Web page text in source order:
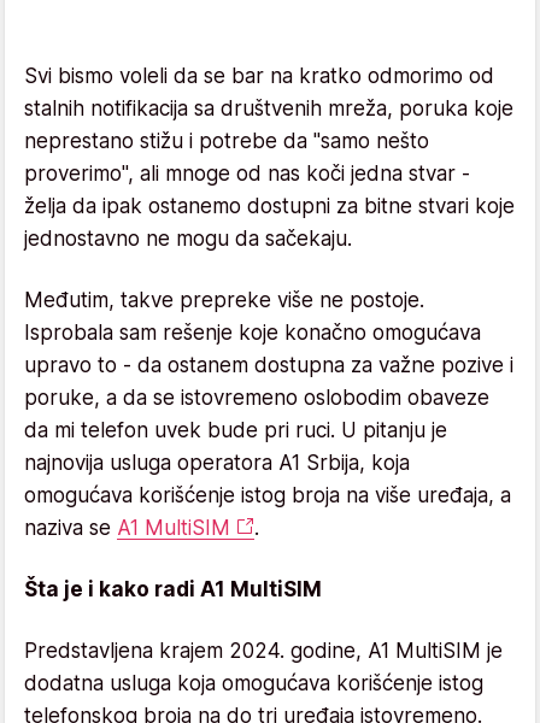
Svi bismo voleli da se bar na kratko odmorimo od
stalnih notifikacija sa društvenih mreža, poruka koje
neprestano stižu i potrebe da "samo nešto
proverimo", ali mnoge od nas koči jedna stvar -
želja da ipak ostanemo dostupni za bitne stvari koje
jednostavno ne mogu da sačekaju.
Međutim, takve prepreke više ne postoje.
Isprobala sam rešenje koje konačno omogućava
upravo to - da ostanem dostupna za važne pozive i
poruke, a da se istovremeno oslobodim obaveze
da mi telefon uvek bude pri ruci. U pitanju je
najnovija usluga operatora A1 Srbija, koja
omogućava korišćenje istog broja na više uređaja, a
naziva se A1 MultiSIM .
Šta je i kako radi A1 MultiSIM
Predstavljena krajem 2024. godine, A1 MultiSIM je
dodatna usluga koja omogućava korišćenje istog
telefonskog broja na do tri uređaja istovremeno.